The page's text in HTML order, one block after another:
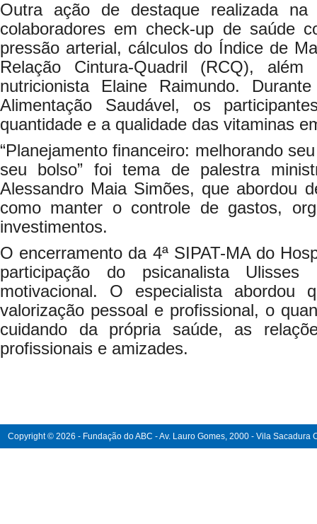
Outra ação de destaque realizada na
colaboradores em check-up de saúde
pressão arterial, cálculos do Índice de
Relação Cintura-Quadril (RCQ),
nutricionista Elaine Raimundo.
Alimentação Saudável, os
quantidade e a qualidade das vitaminas
“Planejamento financeiro: melhorando
seu bolso” foi tema de palestra
Alessandro Maia Simões, que abordou
como manter o controle de gastos,
investimentos.
O encerramento da 4ª SIPAT-MA do
participação do psicanalista Ulisses
motivacional. O especialista abordou
valorização pessoal e profissional, o
cuidando da própria saúde, as
profissionais e amizades.
Copyright © 2026 - Fundação do ABC - Av. Lauro Gomes, 2000 - Vila